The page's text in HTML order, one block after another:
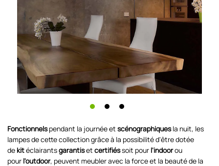
Fonctionnelspendant la journée et scénographiquesla nuit, les
lampes de cette collection grâce à la possibilité d'être dotée
de kitéclairantsgarantiset certifiéssoit pour l'indoorou
pour l'outdoor, peuvent meubler avec la force et la beauté de la